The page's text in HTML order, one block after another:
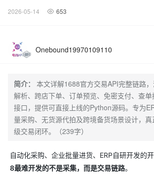
2026-05-14 653
Onebound19970109110
简介：
本文详解1688官方交易API完整链路
解析、跨店下单、订单预览、免密支付、查
接口，提供可直接上线的Python源码。专为
量采购、无货源代拍及跨境备货场景设计，
级交易闭环。（239字）
自动化采购、企业批量进货、ERP自研开发的开
8最难开发的不是采集，而是交易链路。